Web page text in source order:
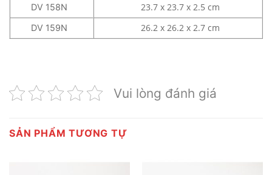
DV 158N 23.7 x 23.7 x 2.5 cm
DV 159N 26.2 x 26.2 x 2.7 cm
Vui lòng đánh giá
SẢN PHẨM TƯƠNG TỰ